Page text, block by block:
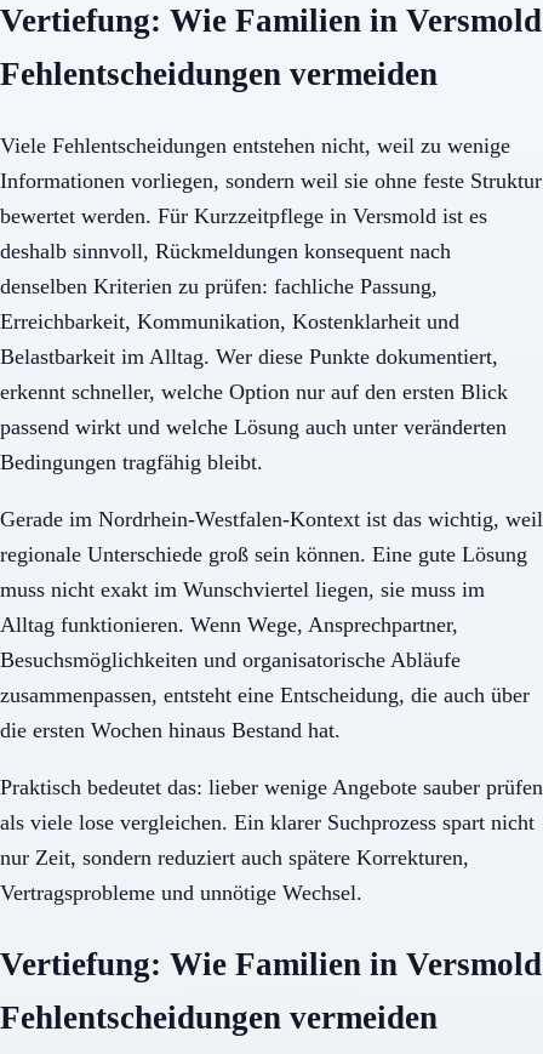
Vertiefung: Wie Familien in Versmold
Fehlentscheidungen vermeiden
Viele Fehlentscheidungen entstehen nicht, weil zu wenige
Informationen vorliegen, sondern weil sie ohne feste Struktur
bewertet werden. Für Kurzzeitpflege in Versmold ist es
deshalb sinnvoll, Rückmeldungen konsequent nach
denselben Kriterien zu prüfen: fachliche Passung,
Erreichbarkeit, Kommunikation, Kostenklarheit und
Belastbarkeit im Alltag. Wer diese Punkte dokumentiert,
erkennt schneller, welche Option nur auf den ersten Blick
passend wirkt und welche Lösung auch unter veränderten
Bedingungen tragfähig bleibt.
Gerade im Nordrhein-Westfalen-Kontext ist das wichtig, weil
regionale Unterschiede groß sein können. Eine gute Lösung
muss nicht exakt im Wunschviertel liegen, sie muss im
Alltag funktionieren. Wenn Wege, Ansprechpartner,
Besuchsmöglichkeiten und organisatorische Abläufe
zusammenpassen, entsteht eine Entscheidung, die auch über
die ersten Wochen hinaus Bestand hat.
Praktisch bedeutet das: lieber wenige Angebote sauber prüfen
als viele lose vergleichen. Ein klarer Suchprozess spart nicht
nur Zeit, sondern reduziert auch spätere Korrekturen,
Vertragsprobleme und unnötige Wechsel.
Vertiefung: Wie Familien in Versmold
Fehlentscheidungen vermeiden